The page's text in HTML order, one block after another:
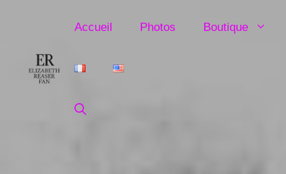
Accueil Photos Boutique